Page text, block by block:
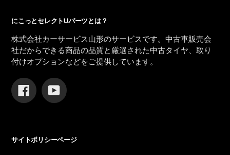
にこっとセレクトUパーツとは？
株式会社カーサービス山形のサービスです。中古車販売会
社だからできる商品の品質と厳選された中古タイヤ、取り
付けオプションなどをご提供しています。
FacebookYouTube
サイトポリシーページ